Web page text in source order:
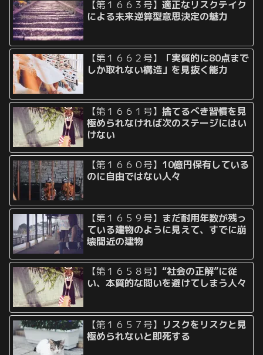
【第１６６３号】適正なリスクテイク
による未来逆算型意思決定の魅力
【第１６６２号】
「実質的に80点まで
しか取れない構造」を見抜く能力
【第１６６１号】捨てるべき習慣を見
極められなければ次のステージにはい
けない
【第１６６０号】 10億円保有している
のに自由ではない人々
【第１６５９号】 まだ耐用年数が残っ
ている建物のように見えて、すでに崩
壊間近の建物
【第１６５８号】“社会の正解”に従
い、本質的な問いを避けてしまう人々
【第１６５７号】 リスクをリスクと見
極められないと即死する